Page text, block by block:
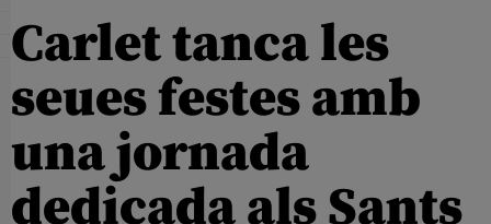
Carlet tanca les
seues festes amb
una jornada
dedicada als Sants